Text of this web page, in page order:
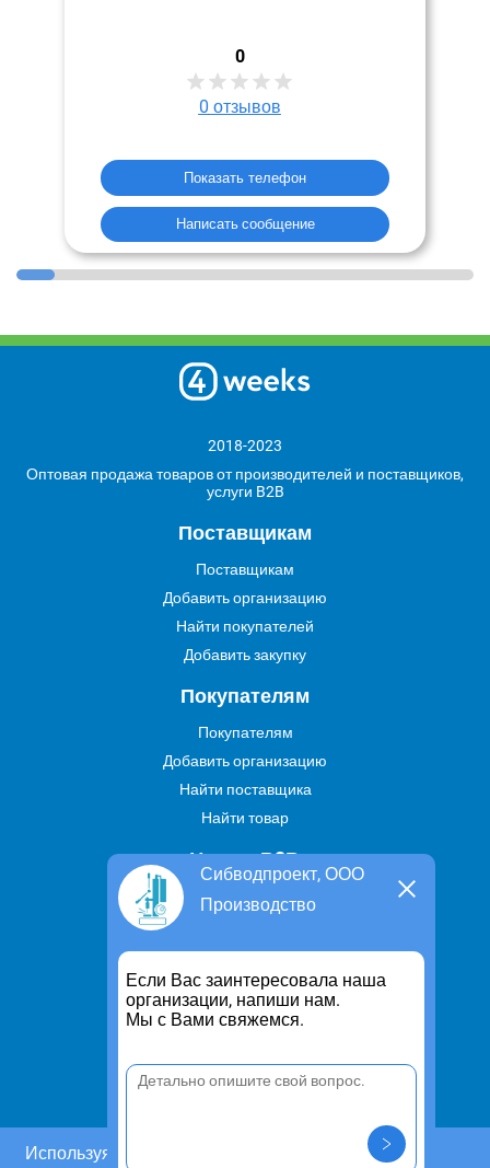
0
0 отзывов
Показать телефон
Написать сообщение
Сибводпроект, ООО
Производство
Если Вас заинтересовала наша
организации, напиши нам.
Мы с Вами свяжемся.
Используя этот сайт, Вы даете согласие на
2018-2023
Оптовая продажа товаров от производителей и поставщиков,
услуги B2B
Поставщикам
Поставщикам
Добавить организацию
Найти покупателей
Добавить закупку
Покупателям
Покупателям
Добавить организацию
Найти поставщика
Найти товар
Услуги В2В
Найти услугу
Предложить свою услугу
Дропшиппинг
Транспортные услуги
Информация
Политика конфиденциальности